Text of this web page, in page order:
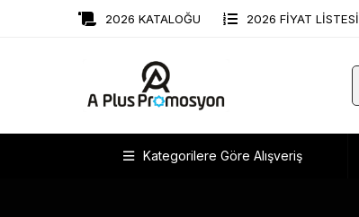
2026 KATALOĞU 2026 FİYAT LİSTESİ
Kategorilere Göre Alışveriş